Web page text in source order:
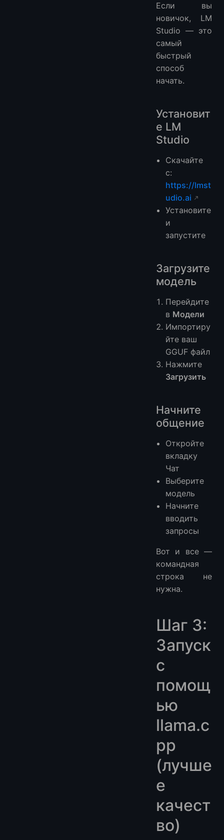
Если вы
новичок, LM
Studio — это
самый
быстрый
способ
начать.
Установит
е LM
Studio
Скачайте
с:
https://lmst
udio.ai
Установите
и
запустите
Загрузите
модель
Перейдите
в Модели
Импортиру
йте ваш
GGUF файл
Нажмите
Загрузить
Начните
общение
Откройте
вкладку
Чат
Выберите
модель
Начните
вводить
запросы
Вот и все —
командная
строка не
нужна.
Шаг 3:
Запуск
с
помощ
ью
llama.c
pp
(лучше
е
качест
во)